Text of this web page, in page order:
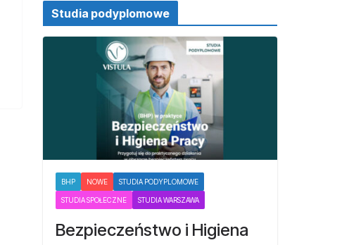
Studia podyplomowe
BHP NOWE STUDIA PODYPLOMOWE
STUDIA SPOŁECZNE STUDIA WARSZAWA
Bezpieczeństwo i Higiena